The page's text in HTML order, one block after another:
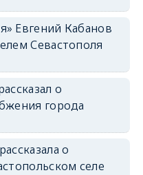
Евгений Кабанов
Севастополя
о
города
о
селе